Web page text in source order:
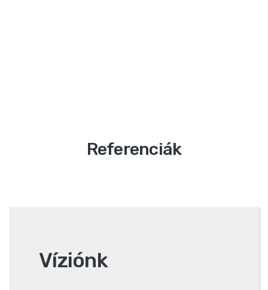
Referenciák
Víziónk